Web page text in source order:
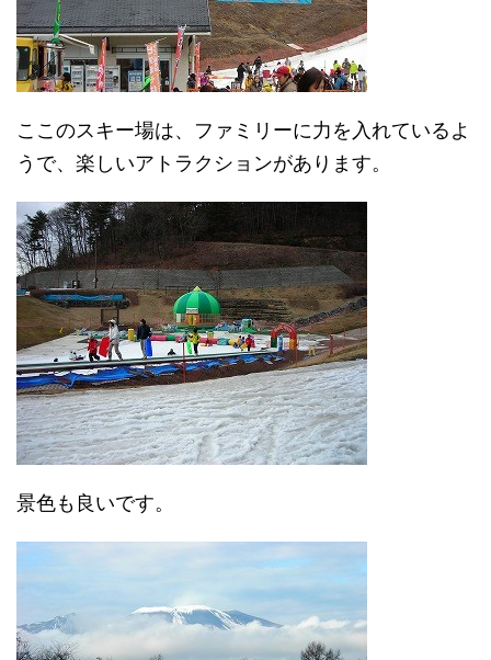
ここのスキー場は、ファミリーに力を入れているよ
うで、楽しいアトラクションがあります。
景色も良いです。